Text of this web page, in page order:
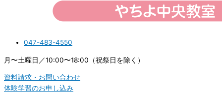
047-483-4550
月〜土曜日／10:00〜18:00（祝祭日を除く）
資料請求・お問い合わせ
体験学習のお申し込み